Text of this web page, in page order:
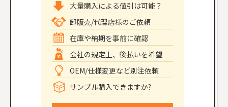
大量購入による値引は可能？
卸販売/代理店様のご依頼
在庫や納期を事前に確認
会社の規定上、後払いを希望
OEM/仕様変更など別注依頼
サンプル購入できますか?